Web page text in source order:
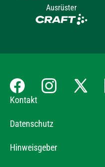
Ausrüster
Kontakt
Datenschutz
Hinweisgeber